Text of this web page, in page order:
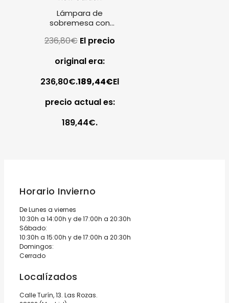
Lámpara de
sobremesa con
marrón New Garden
236,80€ El precio
original era:
236,80€.189,44€El
precio actual es:
189,44€.
Horario Invierno
De Lunes a viernes
10:30h a 14:00h y de 17:00h a 20:30h
Sábado:
10:30h a 15:00h y de 17:00h a 20:30h
Domingos:
Cerrado
Localízados
Calle Turín, 13. Las Rozas.